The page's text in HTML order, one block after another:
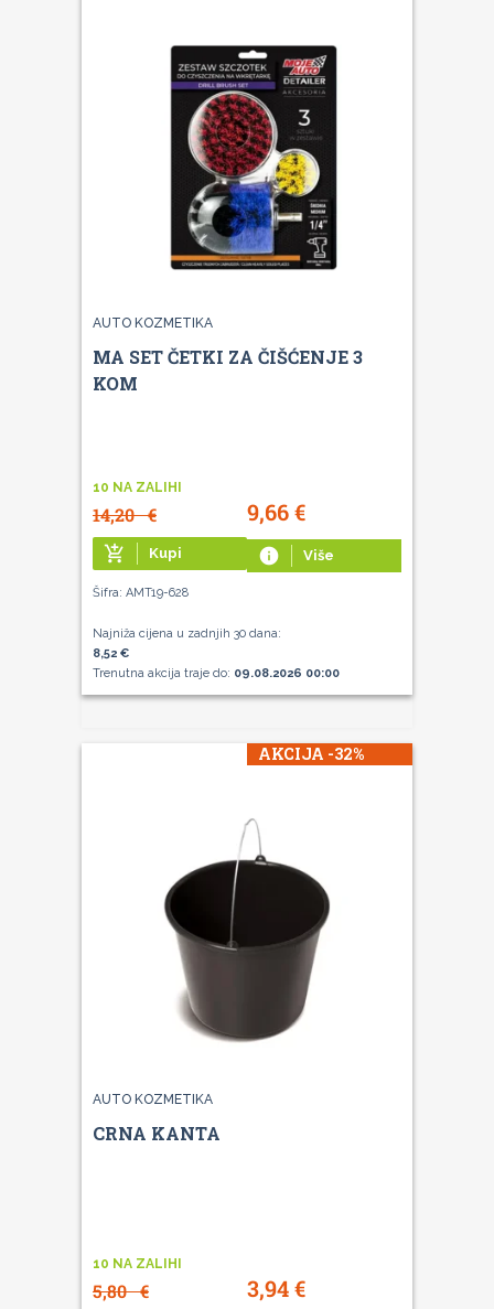
AUTO KOZMETIKA
MA SET ČETKI ZA ČIŠĆENJE 3
KOM
10 NA ZALIHI
14,20€ 9,66€
add_shopping_cart Kupi info Više
Šifra: AMT19-628
Najniža cijena u zadnjih 30 dana:
8,52 €
Trenutna akcija traje do: 09.08.2026 00:00
AKCIJA -32%
AUTO KOZMETIKA
CRNA KANTA
10 NA ZALIHI
5,80€ 3,94€